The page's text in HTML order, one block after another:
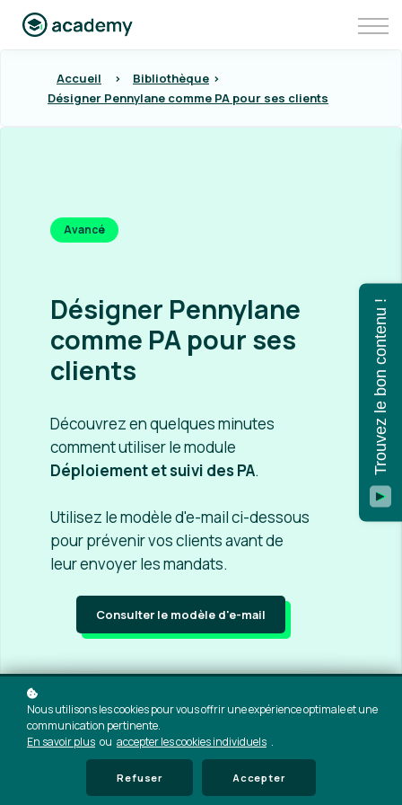
Aller sur Pennylane
Se connecter à Pennylane Academy
Accueil > Bibliothèque >
Désigner Pennylane comme PA pour ses clients
Avancé
Désigner Pennylane
comme PA pour ses
clients
Découvrez en quelques minutes
comment utiliser le module
Déploiement et suivi des PA.
Utilisez le modèle d'e-mail ci-dessous
pour prévenir vos clients avant de
leur envoyer les mandats.
Consulter le modèle d'e-mail
Nous utilisons les cookies pour vous offrir une expérience optimale et une
communication pertinente.
En savoir plus ou accepter les cookies individuels .
Refuser Accepter
Trouvez le bon contenu !